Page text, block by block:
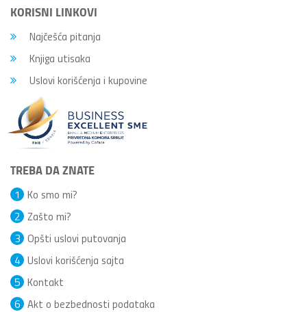
KORISNI LINKOVI
Najčešća pitanja
Knjiga utisaka
Uslovi korišćenja i kupovine
TREBA DA ZNATE
Ko smo mi?
1
Zašto mi?
2
Opšti uslovi putovanja
3
Uslovi korišćenja sajta
4
Kontakt
5
Akt o bezbednosti podataka
6